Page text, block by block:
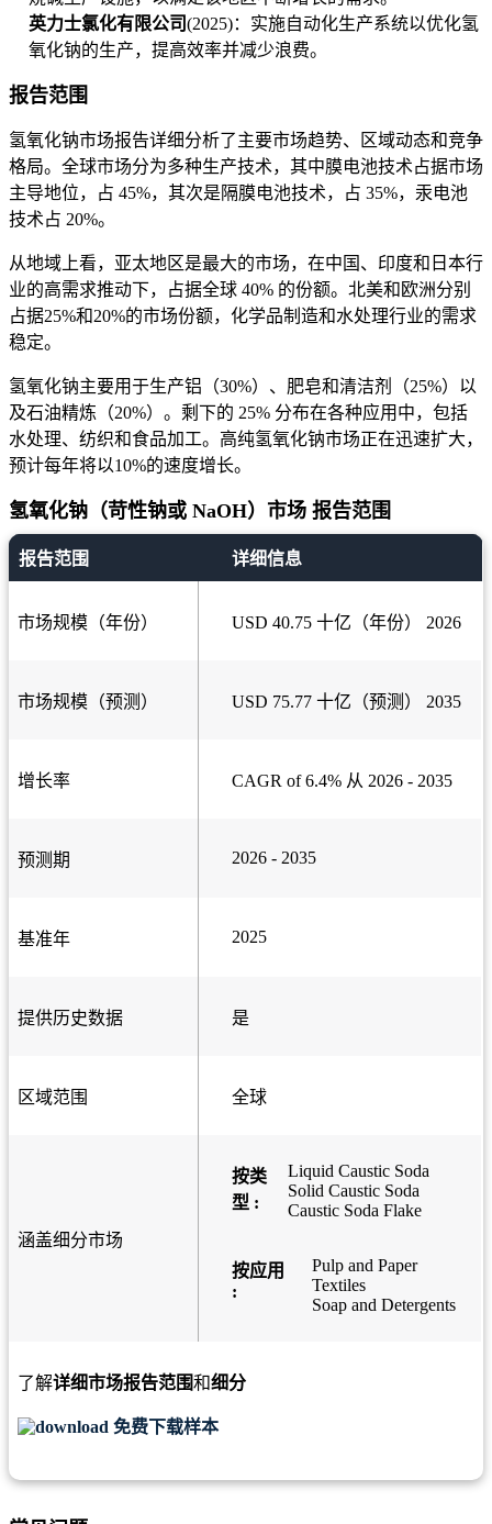
英力士氯化有限公司(2025)：实施自动化生产系统以优化氢
氧化钠的生产，提高效率并减少浪费。
报告范围
氢氧化钠市场报告详细分析了主要市场趋势、区域动态和竞争
格局。全球市场分为多种生产技术，其中膜电池技术占据市场
主导地位，占 45%，其次是隔膜电池技术，占 35%，汞电池
技术占 20%。
从地域上看，亚太地区是最大的市场，在中国、印度和日本行
业的高需求推动下，占据全球 40% 的份额。北美和欧洲分别
占据25%和20%的市场份额，化学品制造和水处理行业的需求
稳定。
氢氧化钠主要用于生产铝（30%）、肥皂和清洁剂（25%）以
及石油精炼（20%）。剩下的 25% 分布在各种应用中，包括
水处理、纺织和食品加工。高纯氢氧化钠市场正在迅速扩大，
预计每年将以10%的速度增长。
氢氧化钠（苛性钠或 NaOH）市场 报告范围
报告范围 详细信息
市场规模（年份） USD 40.75 十亿（年份） 2026
市场规模（预测） USD 75.77 十亿（预测） 2035
增长率 CAGR of 6.4% 从 2026 - 2035
预测期 2026 - 2035
基准年 2025
提供历史数据 是
区域范围 全球
涵盖细分市场
按类
型 :
Liquid Caustic Soda
Solid Caustic Soda
Caustic Soda Flake
按应用
:
Pulp and Paper
Textiles
Soap and Detergents
了解详细市场报告范围和细分
免费下载样本